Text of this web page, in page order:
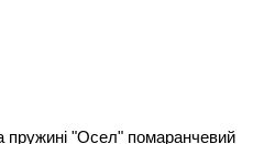
пружині "Осел" помаранчевий